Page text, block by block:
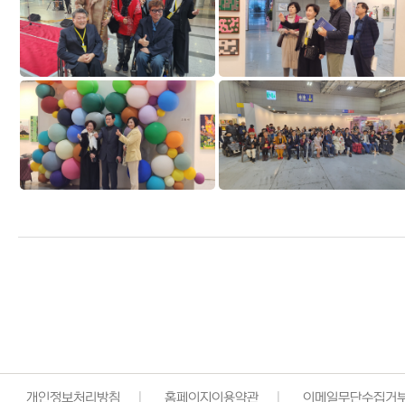
개인정보처리방침 홈페이지이용약관 이메일무단수집거